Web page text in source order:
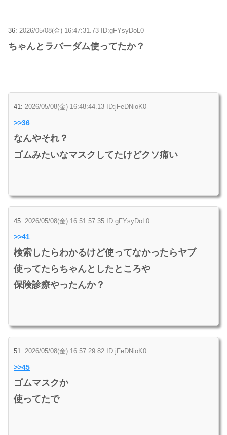
36: 2026/05/08(金) 16:47:31.73 ID:gFYsyDoL0
ちゃんとラバーダム使ってたか？
41: 2026/05/08(金) 16:48:44.13 ID:jFeDNioK0
>>36
なんやそれ？
ゴムみたいなマスクしてたけどクソ痛い
45: 2026/05/08(金) 16:51:57.35 ID:gFYsyDoL0
>>41
検索したらわかるけど使ってなかったらヤブ
使ってたらちゃんとしたところや
保険診療やったんか？
51: 2026/05/08(金) 16:57:29.82 ID:jFeDNioK0
>>45
ゴムマスクか
使ってたで